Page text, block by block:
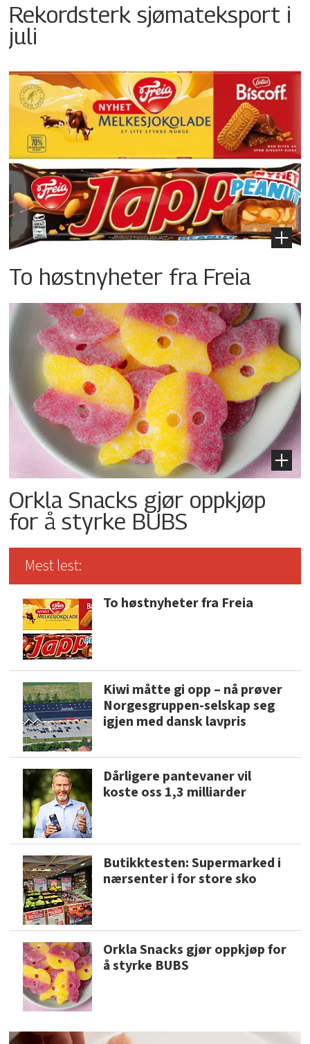
Rekordsterk sjømateksport i
juli
To høstnyheter fra Freia
Orkla Snacks gjør oppkjøp
for å styrke BUBS
Mest lest:
To høstnyheter fra Freia
Kiwi måtte gi opp – nå prøver
Norgesgruppen-selskap seg
igjen med dansk lavpris
Dårligere pantevaner vil
koste oss 1,3 milliarder
Butikktesten: Supermarked i
nærsenter i for store sko
Orkla Snacks gjør oppkjøp for
å styrke BUBS